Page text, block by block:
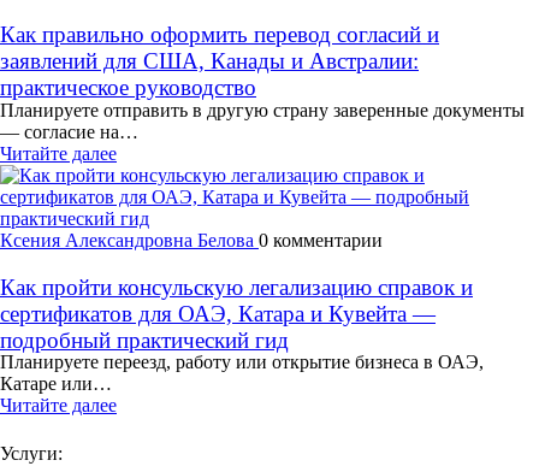
Как правильно оформить перевод согласий и
заявлений для США, Канады и Австралии:
практическое руководство
Планируете отправить в другую страну заверенные документы
— согласие на…
Читайте далее
Ксения Александровна Белова 0 комментарии
Как пройти консульскую легализацию справок и
сертификатов для ОАЭ, Катара и Кувейта —
подробный практический гид
Планируете переезд, работу или открытие бизнеса в ОАЭ,
Катаре или…
Читайте далее
Услуги: